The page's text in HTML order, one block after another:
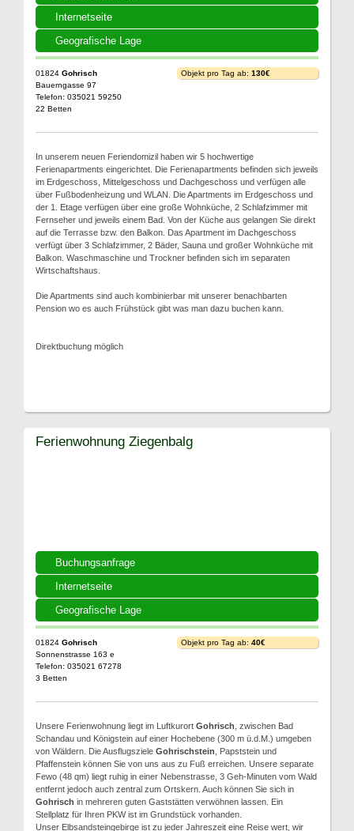
Internetseite
Geografische Lage
01824 Gohrisch
Bauerngasse 97
Telefon: 035021 59250
22 Betten
Objekt pro Tag ab: 130€
In unserem neuen Feriendomizil haben wir 5 hochwertige
Ferienapartments eingerichtet. Die Ferienapartments befinden sich jeweils
im Erdgeschoss, Mittelgeschoss und Dachgeschoss und verfügen alle
über Fußbodenheizung und WLAN. Die Apartments im Erdgeschoss und
der 1. Etage verfügen über eine große Wohnküche, 2 Schlafzimmer mit
Fernseher und jeweils einem Bad. Von der Küche aus gelangen Sie direkt
auf die Terrasse bzw. den Balkon. Das Apartment im Dachgeschoss
verfügt über 3 Schlafzimmer, 2 Bäder, Sauna und großer Wohnküche mit
Balkon. Waschmaschine und Trockner befinden sich im separaten
Wirtschaftshaus.
Die Apartments sind auch kombinierbar mit unserer benachbarten
Pension wo es auch Frühstück gibt was man dazu buchen kann.
Direktbuchung möglich
Buchungsanfrage
Internetseite
Geografische Lage
Ferienwohnung Ziegenbalg
01824 Gohrisch
Sonnenstrasse 163 e
Telefon: 035021 67278
3 Betten
Objekt pro Tag ab: 40€
Unsere Ferienwohnung liegt im Luftkurort Gohrisch , zwischen Bad
Schandau und Königstein auf einer Hochebene (300 m ü.d.M.) umgeben
von Wäldern. Die Ausflugsziele Gohrischstein , Papststein und
Pfaffenstein können Sie von uns aus zu Fuß erreichen. Unsere separate
Fewo (48 qm) liegt ruhig in einer Nebenstrasse, 3 Geh-Minuten vom Wald
entfernt jedoch auch zentral zum Ortskern. Auch können Sie sich in
Gohrisch in mehreren guten Gaststätten verwöhnen lassen. Ein
Stellplatz für Ihren PKW ist im Grundstück vorhanden.
Unser Elbsandsteingebirge ist zu jeder Jahreszeit eine Reise wert, wir